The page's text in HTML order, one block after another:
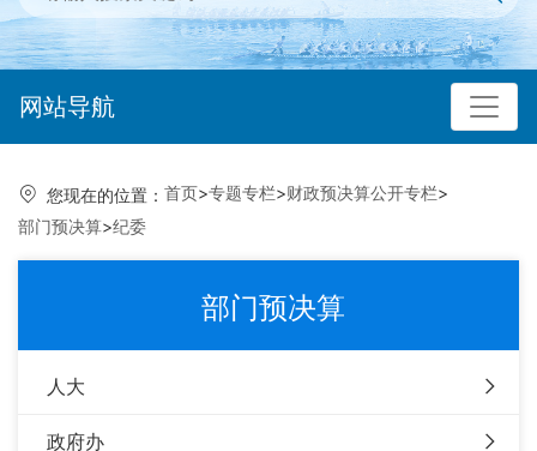
网站导航
您现在的位置： 首页>专题专栏>财政预决算公开专栏>
部门预决算>纪委
部门预决算
人大
政府办